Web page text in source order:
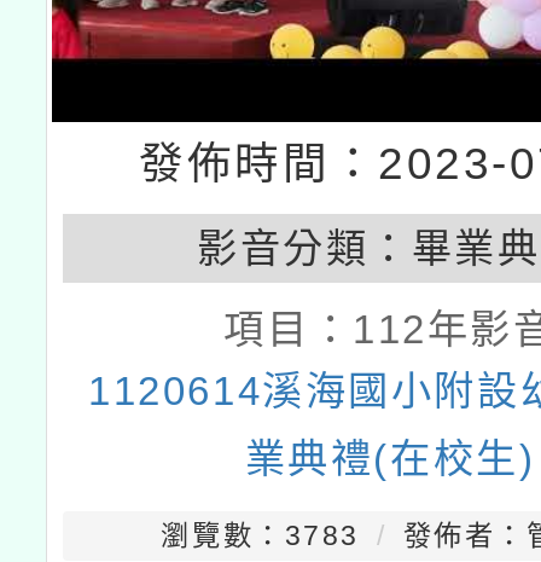
發佈時間：2023-
影音分類： 畢業
項目： 112年影
1120614溪海國小附設
業典禮(在校生)
瀏覽數：3783 發佈者：